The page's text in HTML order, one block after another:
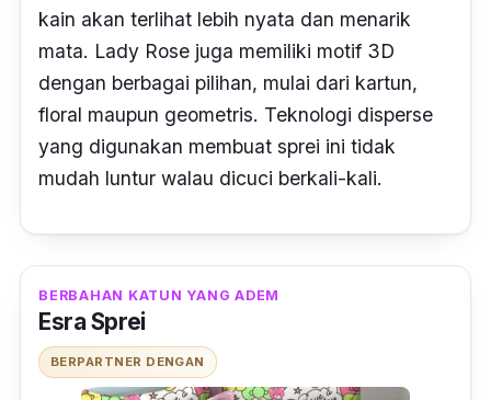
kain akan terlihat lebih nyata dan menarik
mata. Lady Rose juga memiliki motif 3D
dengan berbagai pilihan, mulai dari kartun,
floral maupun geometris. Teknologi disperse
yang digunakan membuat sprei ini tidak
mudah luntur walau dicuci berkali-kali.
BERBAHAN KATUN YANG ADEM
Esra Sprei
BERPARTNER DENGAN